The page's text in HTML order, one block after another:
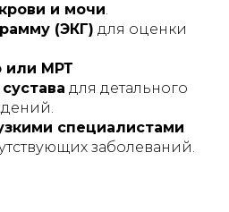
и мочи.
(ЭКГ) для оценки
или МРТ
для детального
специалистами
заболеваний.